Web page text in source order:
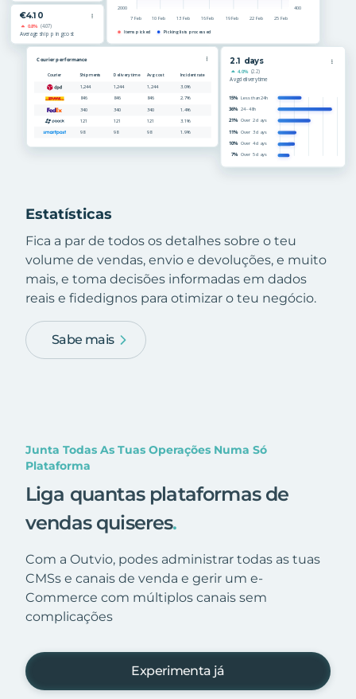
Estatísticas
Fica a par de todos os detalhes sobre o teu
volume de vendas, envio e devoluções, e muito
mais, e toma decisões informadas em dados
reais e fidedignos para otimizar o teu negócio.
Sabe mais
Junta Todas As Tuas Operações Numa Só
Plataforma
Liga quantas plataformas de
vendas quiseres.
Com a Outvio, podes administrar todas as tuas
CMSs e canais de venda e gerir um e-
Commerce com múltiplos canais sem
complicações
Experimenta já